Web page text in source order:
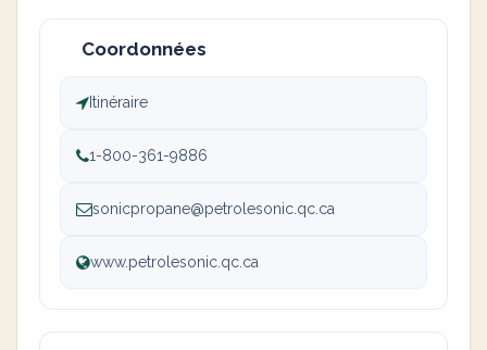
Coordonnées
Itinéraire
1-800-361-9886
sonicpropane@petrolesonic.qc.ca
www.petrolesonic.qc.ca